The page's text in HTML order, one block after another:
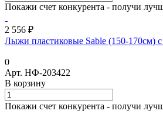
Покажи счет конкурента - получи
2 556 ₽
Лыжи пластиковые Sable (150-170см) с
0
Арт. НФ-203422
В корзину
Покажи счет конкурента - получи